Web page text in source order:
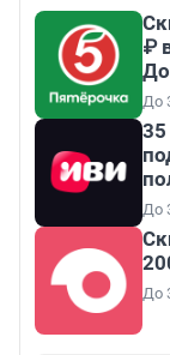
₽
До
35
До
До